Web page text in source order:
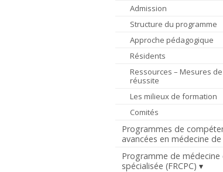
Admission
Structure du programme
Approche pédagogique
Résidents
Ressources – Mesures
réussite
Les milieux de formation
Comités
Programmes de
avancées en médecine
Programme de médecine
spécialisée (FRCPC)